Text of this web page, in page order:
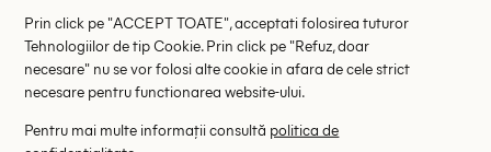
Prin click pe "ACCEPT TOATE", acceptati folosirea tuturor
Tehnologiilor de tip Cookie. Prin click pe "Refuz, doar
necesare" nu se vor folosi alte cookie in afara de cele strict
necesare pentru functionarea website-ului.
Pentru mai multe informații consultă politica de